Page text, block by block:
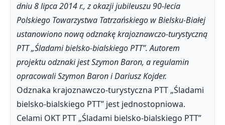
dniu 8 lipca 2014 r., z okazji jubileuszu 90-lecia
Polskiego Towarzystwa Tatrzańskiego w Bielsku-Białej
ustanowiono nową odznakę krajoznawczo-turystyczną
PTT „Śladami bielsko-bialskiego PTT”. Autorem
projektu odznaki jest Szymon Baron, a regulamin
opracowali Szymon Baron i Dariusz Kojder.
Odznaka krajoznawczo-turystyczna PTT „Śladami
bielsko-bialskiego PTT” jest jednostopniowa.
Celami OKT PTT „Śladami bielsko-bialskiego PTT”